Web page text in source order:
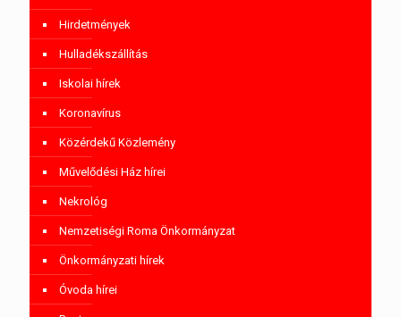
Hirdetmények
Hulladékszállítás
Iskolai hírek
Koronavírus
Közérdekű Közlemény
Művelődési Ház hírei
Nekrológ
Nemzetiségi Roma Önkormányzat
Önkormányzati hírek
Óvoda hírei